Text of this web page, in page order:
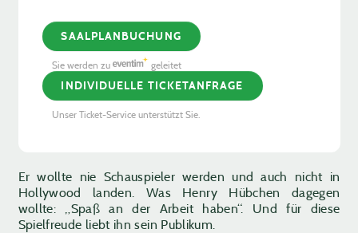
Er wollte nie Schauspieler werden und auch nicht in
Hollywood landen. Was Henry Hübchen dagegen
wollte: „Spaß an der Arbeit haben“. Und für diese
Spielfreude liebt ihn sein Publikum.
SAALPLANBUCHUNG
Sie werden zu geleitet
INDIVIDUELLE TICKETANFRAGE
Unser Ticket-Service unterstützt Sie.